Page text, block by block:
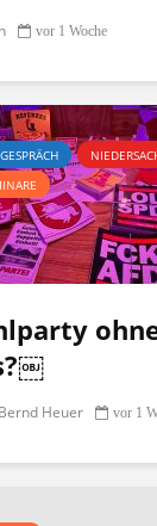
vor 1 Woche
GESPRÄCH
Heuer vor 1